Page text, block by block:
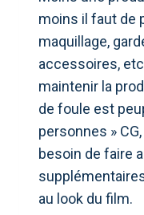
moins il faut de
maquillage,
accessoires,
maintenir la
de foule est
personnes »
besoin de faire
au look du film.